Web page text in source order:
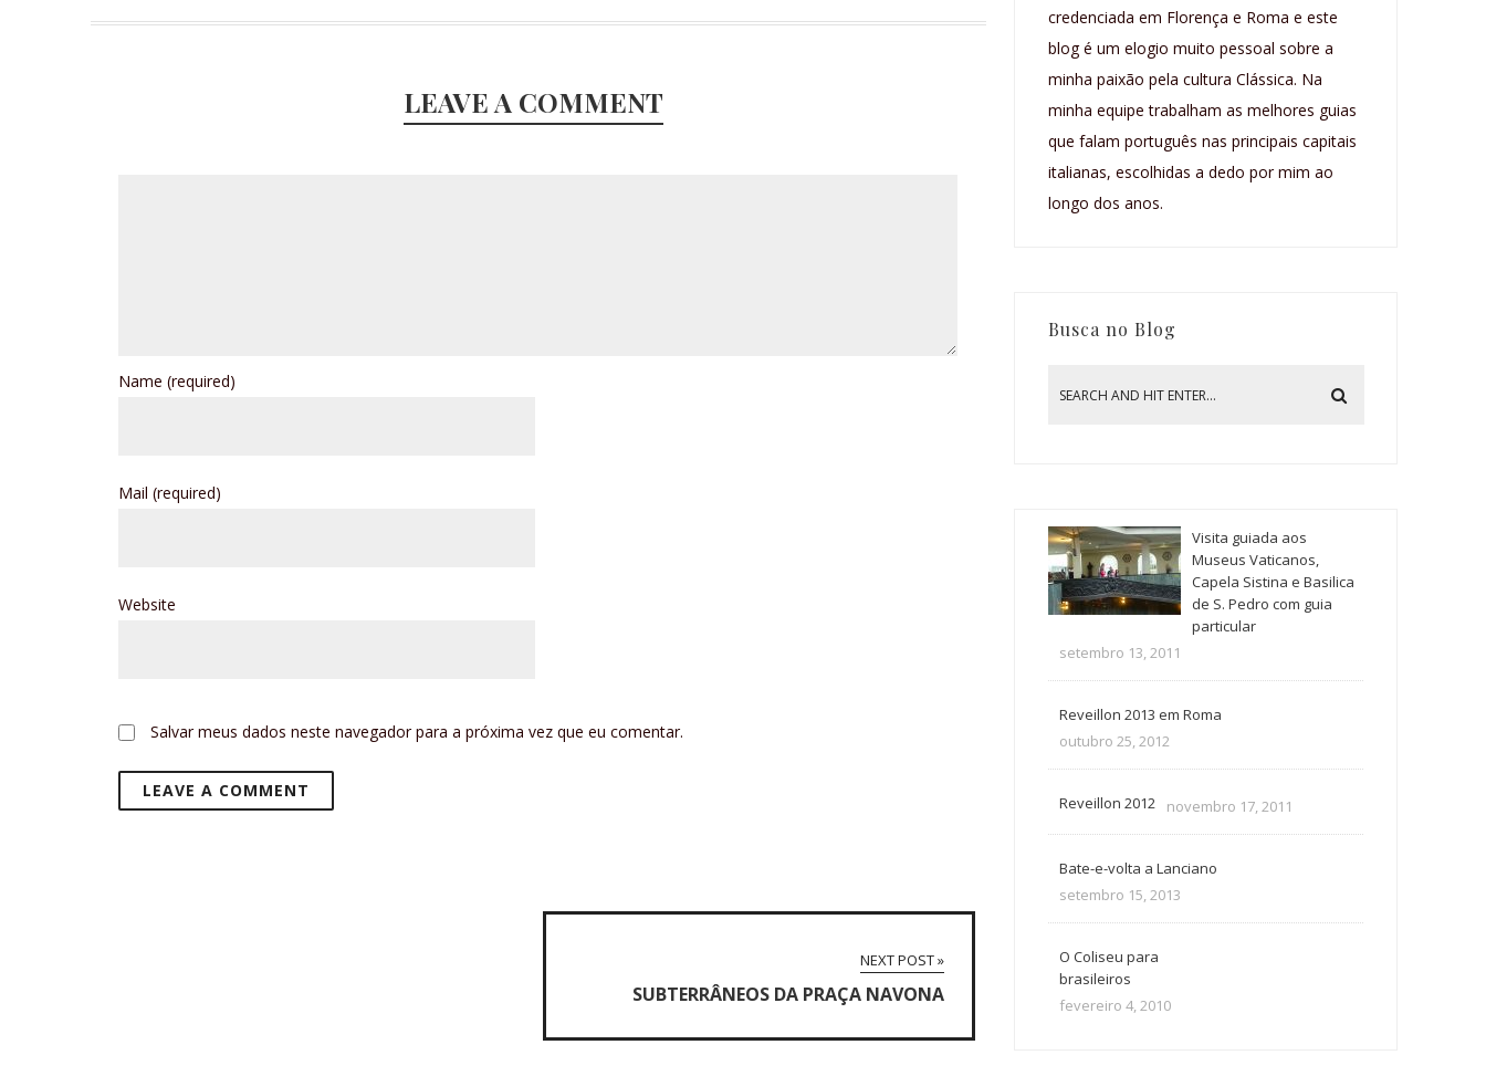
LEAVE A COMMENT
Name (required)
Mail (required)
Website
Salvar meus dados neste navegador para a próxima vez que eu comentar.
NEXT POST »
SUBTERRÂNEOS DA PRAÇA NAVONA
credenciada em Florença e Roma e este
blog é um elogio muito pessoal sobre a
minha paixão pela cultura Clássica. Na
minha equipe trabalham as melhores guias
que falam português nas principais capitais
italianas, escolhidas a dedo por mim ao
longo dos anos.
Busca no Blog
Visita guiada aos
Museus Vaticanos,
Capela Sistina e Basilica
de S. Pedro com guia
particular
setembro 13, 2011
Reveillon 2013 em Roma
outubro 25, 2012
Reveillon 2012 novembro 17, 2011
Bate-e-volta a Lanciano
setembro 15, 2013
O Coliseu para
brasileiros
fevereiro 4, 2010